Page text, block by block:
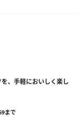
、手軽においしく楽し
まで